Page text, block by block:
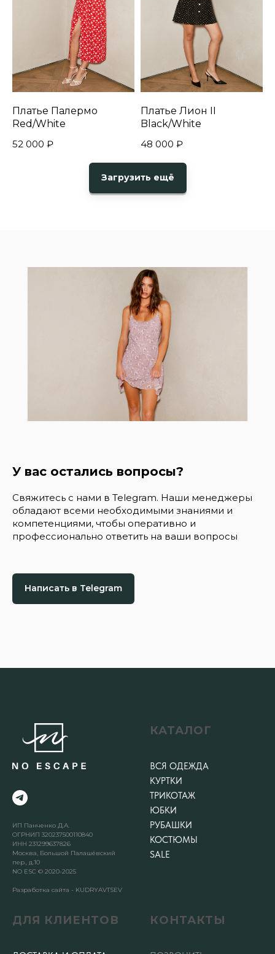
Платье Палермо
Red/White
52 000 ₽
Платье Лион II
Black/White
48 000 ₽
Загрузить ещё
У вас остались вопросы?
Свяжитесь с нами в Telegram. Наши менеджеры
обладают всеми необходимыми знаниями и
компетенциями, чтобы оперативно и
профессионально ответить на ваши вопросы
Написать в Telegram
ИП Панченко Д.А.
ОГРНИП 320237500110840
ИНН 231299637826
Москва, Большой Палашёвский
пер., д.10
NO ESC © 2020-2025
Разработка сайта - KUDRYAVTSEV
КАТАЛОГ
ВСЯ ОДЕЖДА
КУРТКИ
ТРИКОТАЖ
ЮБКИ
РУБАШКИ
КОСТЮМЫ
SALE
ДЛЯ КЛИЕНТОВ КОНТАКТЫ